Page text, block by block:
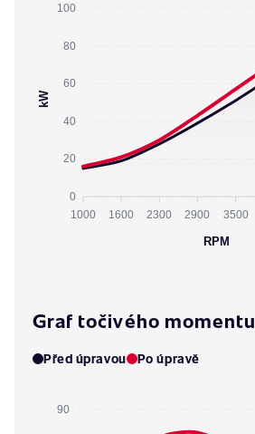
100
80
60
40
20
0
kW
1000 1600 2300 2900 3500
RPM
Graf točivého momentu
Před úpravou Po úpravě
90